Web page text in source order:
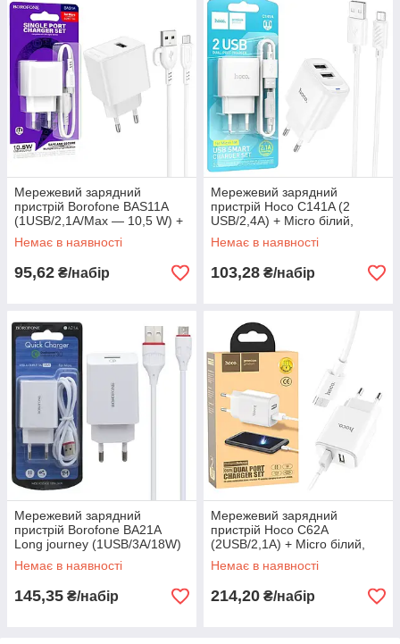
Мережевий зарядний
пристрій Borofone BAS11A
(1USB/2,1А/Max — 10,5 W) +
Micro білий, адаптер білий
комплект
Немає в наявності
95,62 ₴/набір
Мережевий зарядний
пристрій Hoco C141A (2
USB/2,4A) + Micro білий,
зарядка для смартфона
Немає в наявності
103,28 ₴/набір
Мережевий зарядний
пристрій Borofone BA21A
Long journey (1USB/3А/18W)
+ Micro білий
Немає в наявності
145,35 ₴/набір
Мережевий зарядний
пристрій Hoco C62A
(2USB/2,1A) + Micro білий,
зарядний пристрій для
телефону
Немає в наявності
214,20 ₴/набір